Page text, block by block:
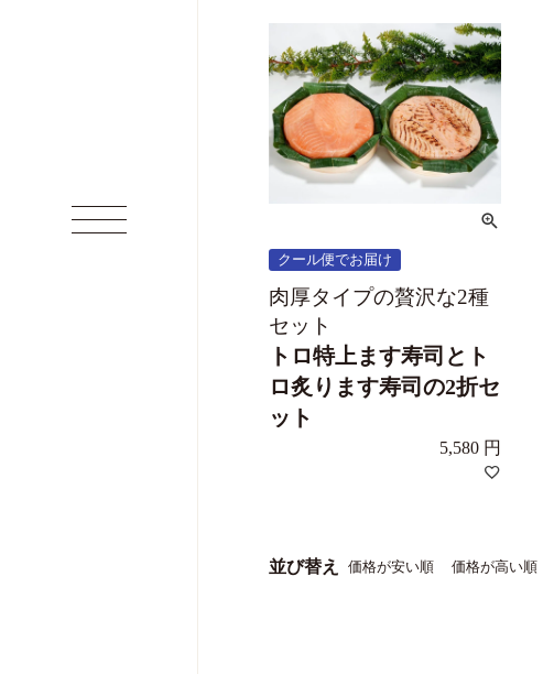
クール便でお届け
肉厚タイプの贅沢な2種
セット
トロ特上ます寿司とト
ロ炙ります寿司の2折セ
ット
5,580
並び替え 価格が安い順 価格が高い順